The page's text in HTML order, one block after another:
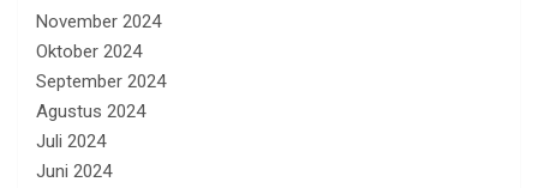
November 2024
Oktober 2024
September 2024
Agustus 2024
Juli 2024
Juni 2024